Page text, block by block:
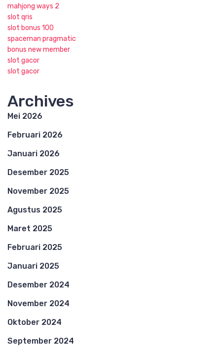
mahjong ways 2
slot qris
slot bonus 100
spaceman pragmatic
bonus new member
slot gacor
slot gacor
Archives
Mei 2026
Februari 2026
Januari 2026
Desember 2025
November 2025
Agustus 2025
Maret 2025
Februari 2025
Januari 2025
Desember 2024
November 2024
Oktober 2024
September 2024